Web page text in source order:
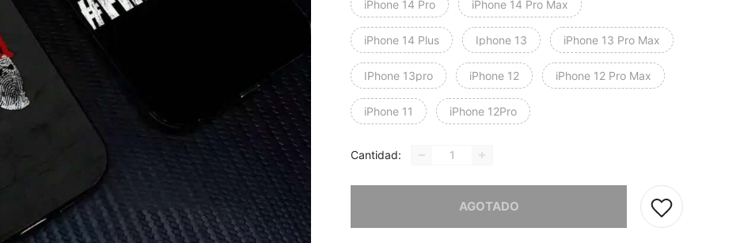
iPhone 14 Pro iPhone 14 Pro Max
iPhone 14 Plus Iphone 13 iPhone 13 Pro Max
IPhone 13pro iPhone 12 iPhone 12 Pro Max
iPhone 11 iPhone 12Pro
Cantidad:
AGOTADO